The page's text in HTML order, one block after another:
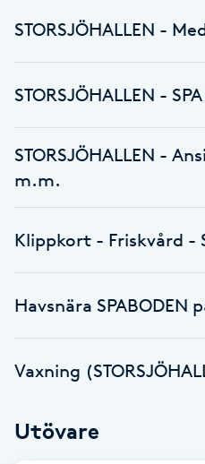
Brynfärgning
Bröllopsuppsättning
Celluliter
Color correction
Cryoterapi
D
STORSJÖHALLEN -
STORSJÖHALLEN -
STORSJÖHALLEN -
m.m.
Klippkort - Friskvård -
Havsnära SPABODEN
Vaxning
Utövare